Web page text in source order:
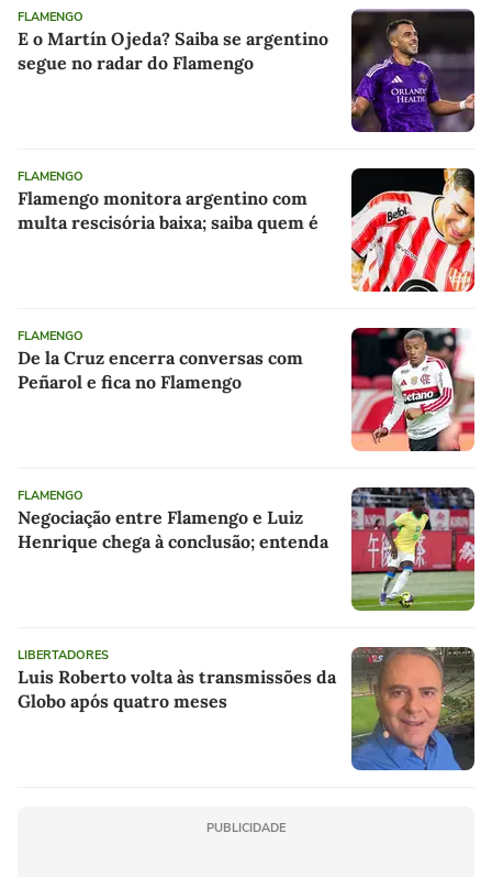
FLAMENGO
E o Martín Ojeda? Saiba se argentino
segue no radar do Flamengo
FLAMENGO
Flamengo monitora argentino com
multa rescisória baixa; saiba quem é
FLAMENGO
De la Cruz encerra conversas com
Peñarol e fica no Flamengo
FLAMENGO
Negociação entre Flamengo e Luiz
Henrique chega à conclusão; entenda
LIBERTADORES
Luis Roberto volta às transmissões da
Globo após quatro meses
PUBLICIDADE